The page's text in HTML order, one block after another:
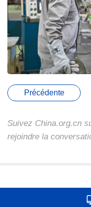
Précédente
Suivez China.org.cn
rejoindre la